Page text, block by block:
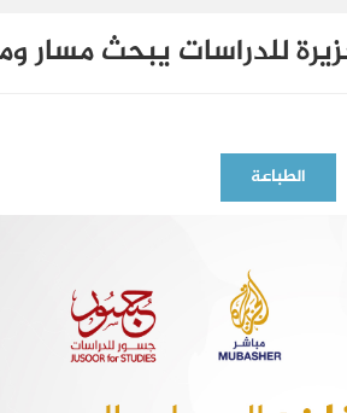
للدراسات يبحث مسار
الطباعة